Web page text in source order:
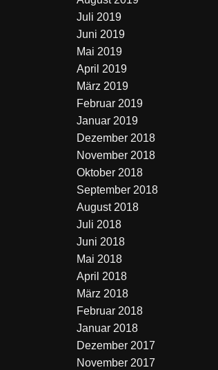
Juli 2019
Juni 2019
Mai 2019
April 2019
März 2019
Februar 2019
Januar 2019
Dezember 2018
November 2018
Oktober 2018
September 2018
August 2018
Juli 2018
Juni 2018
Mai 2018
April 2018
März 2018
Februar 2018
Januar 2018
Dezember 2017
November 2017